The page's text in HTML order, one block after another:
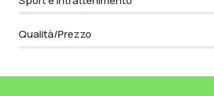
Qualità/Prezzo